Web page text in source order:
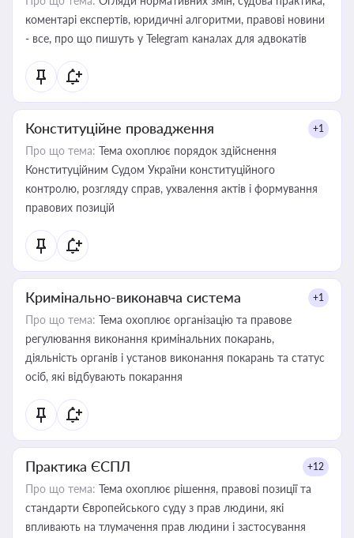
коментарі експертів, юридичні алгоритми, правові новини
- все, про що пишуть у Telegram каналах для адвокатів
Конституційне провадження +1
Про що тема: Тема охоплює порядок здійснення
Конституційним Судом України конституційного
контролю, розгляду справ, ухвалення актів і формування
правових позицій
Кримінально-виконавча система +1
Про що тема: Тема охоплює організацію та правове
регулювання виконання кримінальних покарань,
діяльність органів і установ виконання покарань та статус
осіб, які відбувають покарання
Практика ЄСПЛ +12
Про що тема: Тема охоплює рішення, правові позиції та
стандарти Європейського суду з прав людини, які
впливають на тлумачення прав людини і застосування